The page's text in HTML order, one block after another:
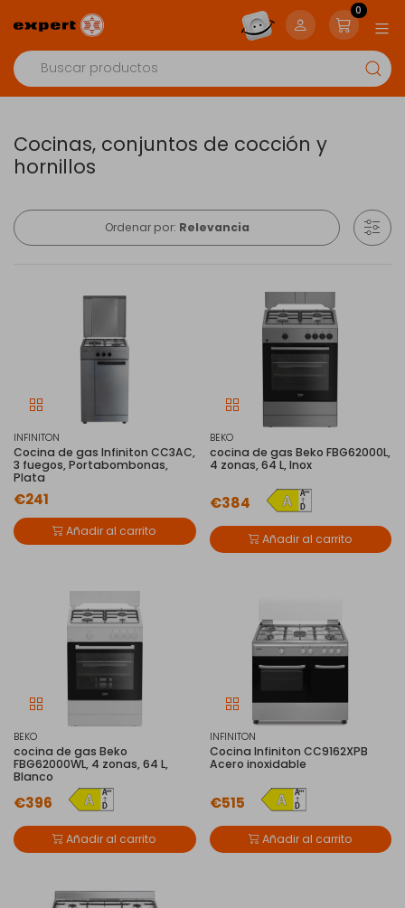
0
Cocinas, conjuntos de cocción y
hornillos
Ordenar por: Relevancia
INFINITON
Cocina de gas Infiniton CC3AC,
3 fuegos, Portabombonas,
Plata
€241
Añadir al carrito
BEKO
cocina de gas Beko FBG62000L,
4 zonas, 64 L, Inox
€384
Añadir al carrito
BEKO
cocina de gas Beko
FBG62000WL, 4 zonas, 64 L,
Blanco
€396
Añadir al carrito
INFINITON
Cocina Infiniton CC9162XPB
Acero inoxidable
€515
Añadir al carrito